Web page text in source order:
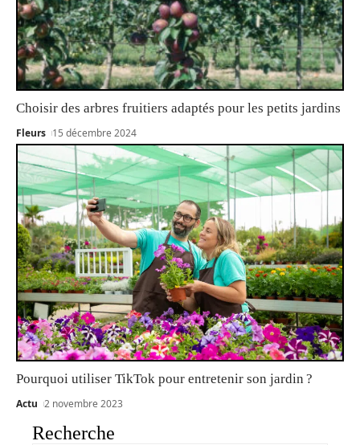
Choisir des arbres fruitiers adaptés pour les petits jardins
Fleurs 15 décembre 2024
Pourquoi utiliser TikTok pour entretenir son jardin ?
Actu 2 novembre 2023
Recherche